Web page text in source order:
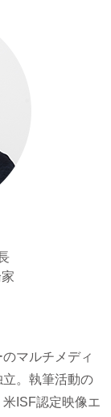
マルチメディ
。執筆活動の
ISF認定映像エ